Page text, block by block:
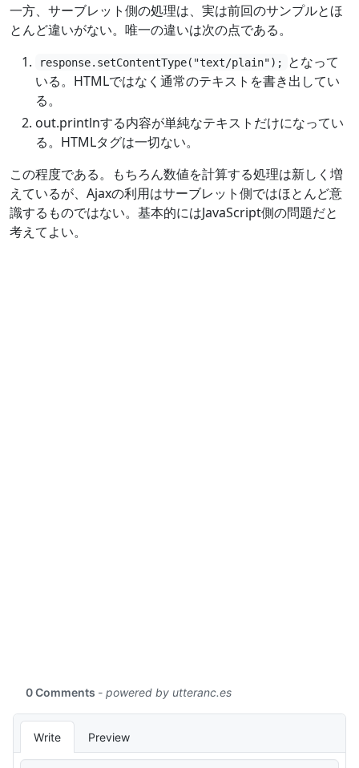
一方、サーブレット側の処理は、実は前回のサンプルとほ
とんど違いがない。唯一の違いは次の点である。
response.setContentType("text/plain");
となって
いる。HTMLではなく通常のテキストを書き出してい
る。
out.printlnする内容が単純なテキストだけになってい
る。HTMLタグは一切ない。
この程度である。もちろん数値を計算する処理は新しく増
えているが、Ajaxの利用はサーブレット側ではほとんど意
識するものではない。基本的にはJavaScript側の問題だと
考えてよい。